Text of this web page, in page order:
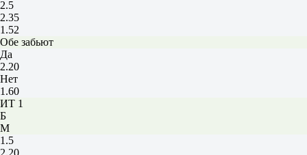
2.5
2.35
1.52
Обе забьют
Да
2.20
Нет
1.60
ИТ 1
Б
М
1.5
2.20